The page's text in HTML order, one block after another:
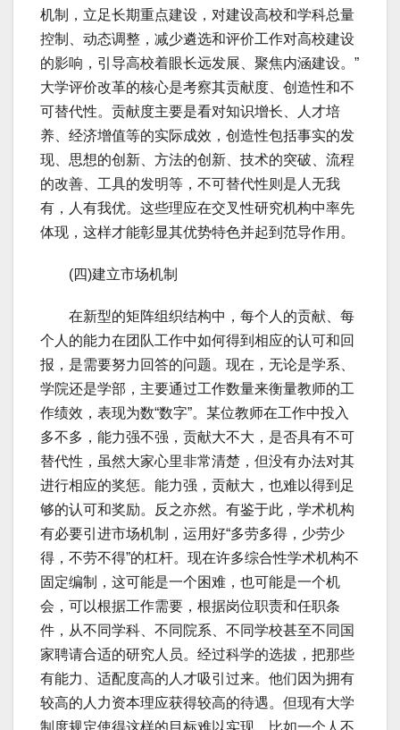
机制，立足长期重点建设，对建设高校和学科总量
控制、动态调整，减少遴选和评价工作对高校建设
的影响，引导高校着眼长远发展、聚焦内涵建设。”
大学评价改革的核心是考察其贡献度、创造性和不
可替代性。贡献度主要是看对知识增长、人才培
养、经济增值等的实际成效，创造性包括事实的发
现、思想的创新、方法的创新、技术的突破、流程
的改善、工具的发明等，不可替代性则是人无我
有，人有我优。这些理应在交叉性研究机构中率先
体现，这样才能彰显其优势特色并起到范导作用。
(四)建立市场机制
在新型的矩阵组织结构中，每个人的贡献、每
个人的能力在团队工作中如何得到相应的认可和回
报，是需要努力回答的问题。现在，无论是学系、
学院还是学部，主要通过工作数量来衡量教师的工
作绩效，表现为数“数字”。某位教师在工作中投入
多不多，能力强不强，贡献大不大，是否具有不可
替代性，虽然大家心里非常清楚，但没有办法对其
进行相应的奖惩。能力强，贡献大，也难以得到足
够的认可和奖励。反之亦然。有鉴于此，学术机构
有必要引进市场机制，运用好“多劳多得，少劳少
得，不劳不得”的杠杆。现在许多综合性学术机构不
固定编制，这可能是一个困难，也可能是一个机
会，可以根据工作需要，根据岗位职责和任职条
件，从不同学科、不同院系、不同学校甚至不同国
家聘请合适的研究人员。经过科学的选拔，把那些
有能力、适配度高的人才吸引过来。他们因为拥有
较高的人力资本理应获得较高的待遇。但现有大学